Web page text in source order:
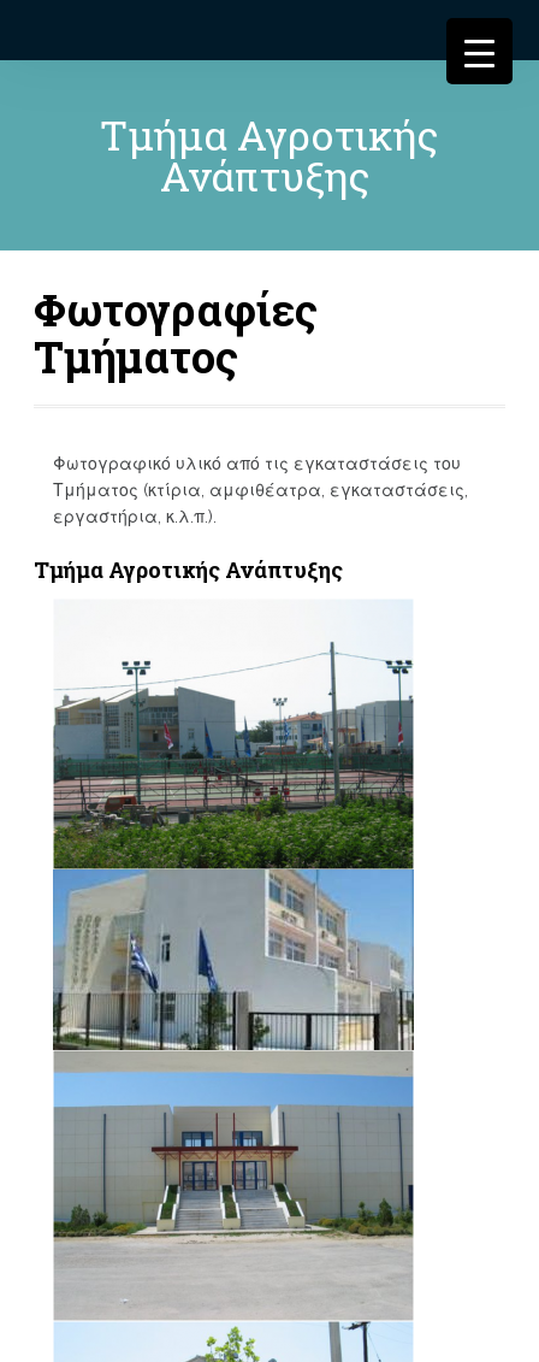
Τμήμα Αγροτικής
Ανάπτυξης
Φωτογραφίες
Τμήματος
Φωτογραφικό υλικό από τις εγκαταστάσεις του
Τμήματος (κτίρια, αμφιθέατρα, εγκαταστάσεις,
εργαστήρια, κ.λ.π.).
Τμήμα Αγροτικής Ανάπτυξης